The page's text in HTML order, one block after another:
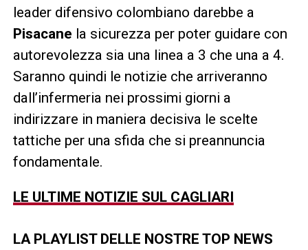
leader difensivo colombiano darebbe a
Pisacane la sicurezza per poter guidare con
autorevolezza sia una linea a 3 che una a 4.
Saranno quindi le notizie che arriveranno
dall’infermeria nei prossimi giorni a
indirizzare in maniera decisiva le scelte
tattiche per una sfida che si preannuncia
fondamentale.
LE ULTIME NOTIZIE SUL CAGLIARI
LA PLAYLIST DELLE NOSTRE TOP NEWS